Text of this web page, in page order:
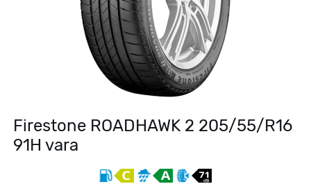
Firestone ROADHAWK 2 205/55/R16
91H vara